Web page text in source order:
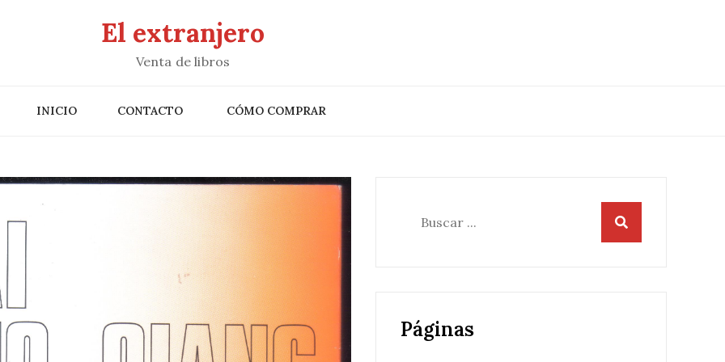
El extranjero
Venta de libros
INICIO CONTACTO CÓMO COMPRAR
Páginas